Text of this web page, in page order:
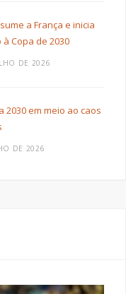
a França e inicia
Copa de 2030
DE 2026
2030 em meio ao caos
DE 2026